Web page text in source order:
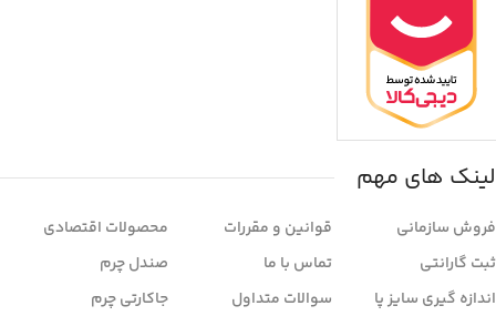
لینک های مهم
فروش سازمانی
ثبت گارانتی
اندازه گیری سایز پا
قوانین و مقررات
تماس با ما
سوالات متداول
محصولات اقتصادی
صندل چرم
جاکارتی چرم